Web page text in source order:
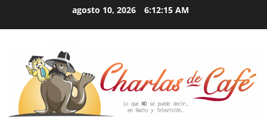
agosto 10, 2026 6:12:16 AM